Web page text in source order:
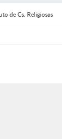
de Cs. Religiosas